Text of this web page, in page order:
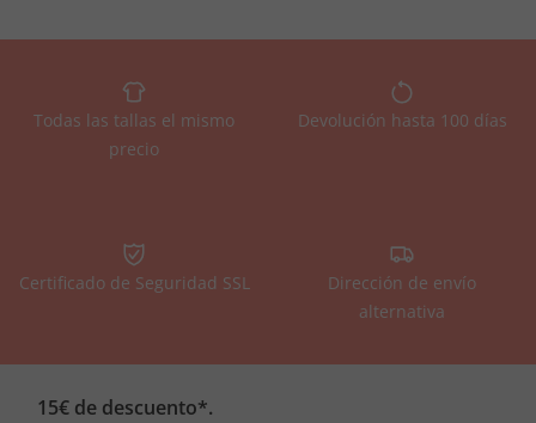
Todas las tallas el mismo
precio
Devolución hasta 100 días
Certificado de Seguridad SSL
Dirección de envío
alternativa
15€ de descuento*.